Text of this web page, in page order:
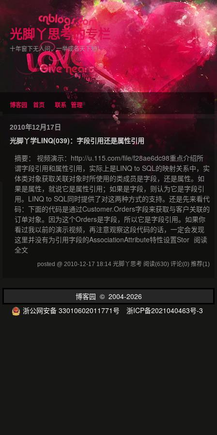
光脚丫思考的专栏
十年窗下无人问，一举成名天下知！
博客园 首页 联系 管理
2010年12月17日
光脚丫学LINQ(039)：字段引用还是属性引用
摘要： 视频演示：http://u.115.com/file/f28ae6dc98重点介绍所
谓字段引用和属性引用，实际上是LINQ to SQL的映射关系中，实
体类对象获取关联对象时所使用的类成员是字段，还是属性。如
果是属性，就说它是属性引用；如果是字段，则认为它是字段引
用。LINQ to SQL同时提供了对这两种方式的支持。还是先来看代
码：下面的代码是通过Customer.Orders字段来获取与客户关联的
订单对象。因为这个Orders是字段，所以它是字段引用。如果你
看过我以前的演示视频，再注意观察这段代码的话，一定会发现
这里并没有为引用字段的AssociationAttribute特性设置Stor 阅读
全文
posted @ 2010-12-17 18:14 光脚丫思考 阅读(630) 评论(0) 推荐(1)
博客园 © 2004-2026
浙公网安备 33010602011771号
浙ICP备2021040463号-3